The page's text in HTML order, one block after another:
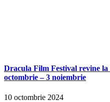
Dracula Film Festival revine
octombrie – 3 noiembrie
10 octombrie 2024